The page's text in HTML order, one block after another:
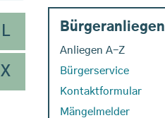
L
X
Bürgeranliegen
Anliegen A-Z
Bürgerservice
Kontaktformular
Mängelmelder